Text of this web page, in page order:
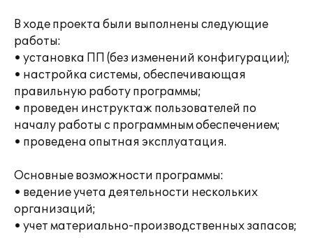
В ходе проекта были выполнены следующие
работы:
• установка ПП (без изменений конфигурации);
• настройка системы, обеспечивающая
правильную работу программы;
• проведен инструктаж пользователей по
началу работы с программным обеспечением;
• проведена опытная эксплуатация.
Основные возможности программы:
• ведение учета деятельности нескольких
организаций;
• учет материально-производственных запасов;